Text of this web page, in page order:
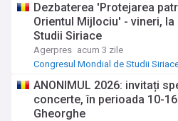
Dezbaterea 'Protejarea
Orientul Mijlociu' - vineri,
Studii Siriace
Agerpres acum 3 zile
Congresul Mondial de Studii
ANONIMUL 2026: invitați
concerte, în perioada 10-
Gheorghe